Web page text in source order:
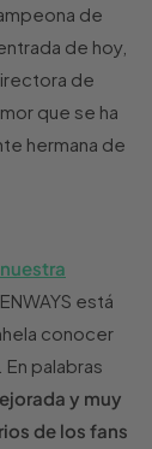
de
entrada de hoy,
de
que se ha
hermana de
está
conocer
palabras
y muy
de los fans